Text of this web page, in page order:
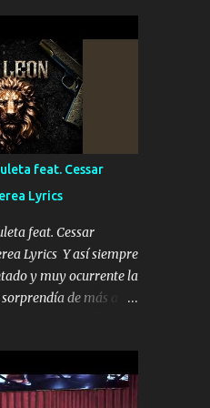
Se mueven solo
hermano el TRES
andan ESPERANDO
ESTARÁ PRESENTE
ni tampoco las
de grandes por eso
doy las instrucciones
Música Si es que
confianza tengo
Cuarenta y
cualquier
que ordené
HERMANO DE CLAVE
FAMILIA PARA QUE
DOS de los
inteligente y com...
feat. Cessar
Lyrics
feat. Cessar
Lyrics Y así siempre
y muy ocurrente la
de más a la
ando en lo mío sin